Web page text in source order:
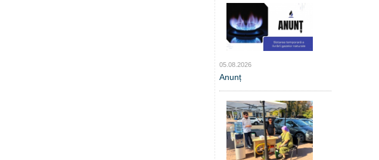
05.08.2026
Anunț